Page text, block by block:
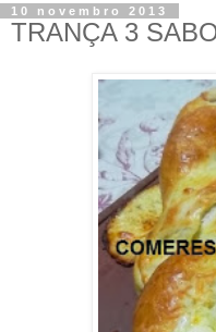
10 novembro 2013
TRANÇA 3